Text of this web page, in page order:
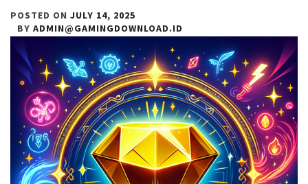
POSTED ON JULY 14, 2025
BY ADMIN@GAMINGDOWNLOAD.ID